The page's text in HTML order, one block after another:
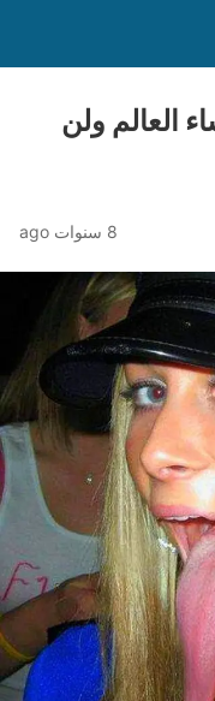
العالم ولن
8 سنوات ago